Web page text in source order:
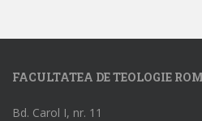
FACULTATEA DE TEOLOGIE
Bd. Carol I, nr. 11